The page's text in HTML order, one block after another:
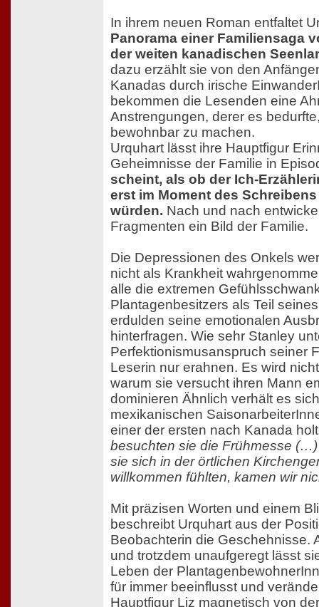
In ihrem neuen Roman entfaltet
Panorama einer Familiensaga
der weiten kanadischen
dazu erzählt sie von den
Kanadas durch irische
bekommen die Lesenden eine
Anstrengungen, derer es
bewohnbar zu machen.
Urquhart lässt ihre Hauptfigur
Geheimnisse der Familie in
scheint, als ob der Ich-
erst im Moment des
würden. Nach und nach
Fragmenten ein Bild der Familie.
Die Depressionen des Onkels
nicht als Krankheit
alle die extremen
Plantagenbesitzers als Teil
erdulden seine emotionalen
hinterfragen. Wie sehr Stanley
Perfektionismusanspruch seiner
Leserin nur erahnen. Es wird
warum sie versucht ihren Mann
dominieren Ähnlich verhält es
mexikanischen
einer der ersten nach Kanada
besuchten sie die Frühmesse
sie sich in der örtlichen
willkommen fühlten, kamen wir
Mit präzisen Worten und einem
beschreibt Urquhart aus der
Beobachterin die Geschehnisse.
und trotzdem unaufgeregt lässt
Leben der
für immer beeinflusst und
Hauptfigur Liz magnetisch von